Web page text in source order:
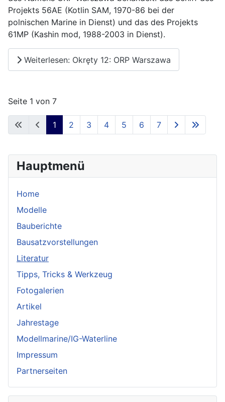
Hauptmenü
Home
Modelle
Bauberichte
Bausatzvorstellungen
Literatur
Tipps, Tricks & Werkzeug
Fotogalerien
Artikel
Jahrestage
Modellmarine/IG-Waterline
Impressum
Partnerseiten
Projekts 56AE (Kotlin SAM, 1970-86 bei der
polnischen Marine in Dienst) und das des Projekts
61MP (Kashin mod, 1988-2003 in Dienst).
Weiterlesen: Okręty 12: ORP Warszawa
Seite 1 von 7
1 2 3 4 5 6 7